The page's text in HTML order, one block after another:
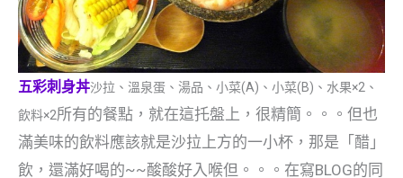
五彩刺身丼沙拉、溫泉蛋、湯品、小菜(A)、小菜(B)、水果×2、
飲料×2所有的餐點，就在這托盤上，很精簡。。。但也
滿美味的飲料應該就是沙拉上方的一小杯，那是「醋」
飲，還滿好喝的~~酸酸好入喉但。。。在寫BLOG的同